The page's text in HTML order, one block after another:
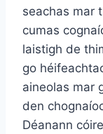
seachas mar
cumas
laistigh de
go
aineolas mar
den
Déanann